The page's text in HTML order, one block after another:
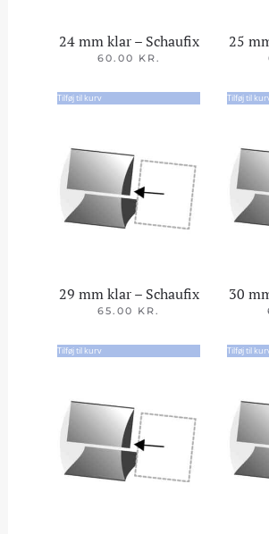
24 mm klar – Schaufix
60.00 KR.
Tilføj til kurv
25
Tilføj til
29 mm klar – Schaufix
65.00 KR.
Tilføj til kurv
30
Tilføj til